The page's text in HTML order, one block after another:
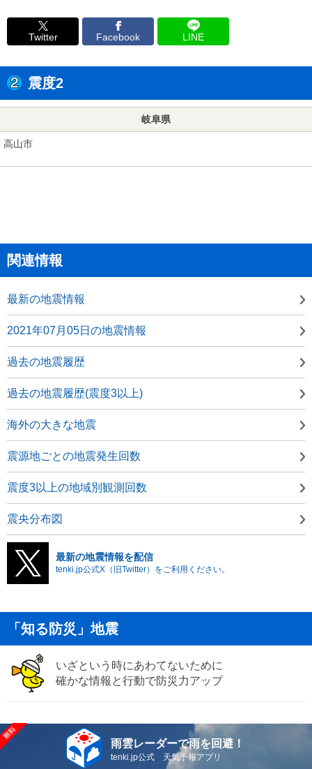
Twitter Facebook LINE
震度2
岐阜県
高山市
関連情報
最新の地震情報
2021年07月05日の地震情報
過去の地震履歴
過去の地震履歴(震度3以上)
海外の大きな地震
震源地ごとの地震発生回数
震度3以上の地域別観測回数
震央分布図
最新の地震情報を配信
tenki.jp公式X（旧Twitter）をご利用ください。
「知る防災」地震
いざという時にあわてないために
確かな情報と行動で防災力アップ
雨雲レーダーで雨を回避！
tenki.jp公式 天気予報アプリ